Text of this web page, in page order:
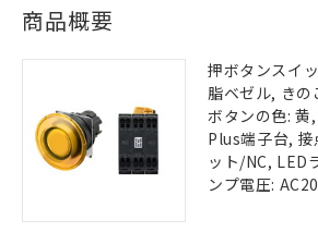
商品概要
押ボタンスイ
脂ベゼル, き
ボタンの色: 黄
Plus端子台,
ット/NC, LED
ンプ電圧: